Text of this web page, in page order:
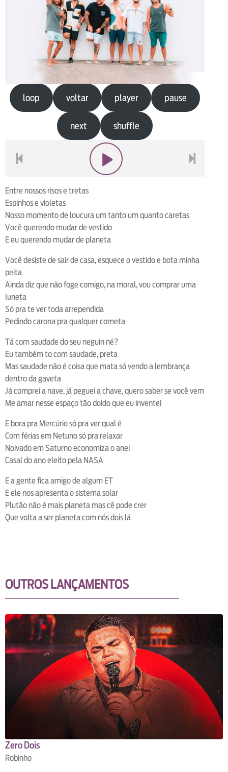
loop voltar player pause
next shuffle
Entre nossos risos e tretas
Espinhos e violetas
Nosso momento de loucura um tanto um quanto caretas
Você querendo mudar de vestido
E eu querendo mudar de planeta
Você desiste de sair de casa, esquece o vestido e bota minha
peita
Ainda diz que não foge comigo, na moral, vou comprar uma
luneta
Só pra te ver toda arrependida
Pedindo carona pra qualquer cometa
Tá com saudade do seu neguin né?
Eu também to com saudade, preta
Mas saudade não é coisa que mata só vendo a lembrança
dentro da gaveta
Já comprei a nave, já peguei a chave, quero saber se você vem
Me amar nesse espaço tão doido que eu inventei
E bora pra Mercúrio só pra ver qual é
Com férias em Netuno só pra relaxar
Noivado em Saturno economiza o anel
Casal do ano eleito pela NASA
E a gente fica amigo de algum ET
E ele nos apresenta o sistema solar
Plutão não é mais planeta mas cê pode crer
Que volta a ser planeta com nós dois lá
OUTROS LANÇAMENTOS
Zero Dois
Robinho